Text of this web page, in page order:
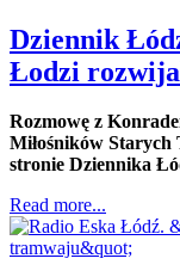
Dziennik
Łodzi
Rozmowę z
Miłośników
stronie Dziennika
Read more...